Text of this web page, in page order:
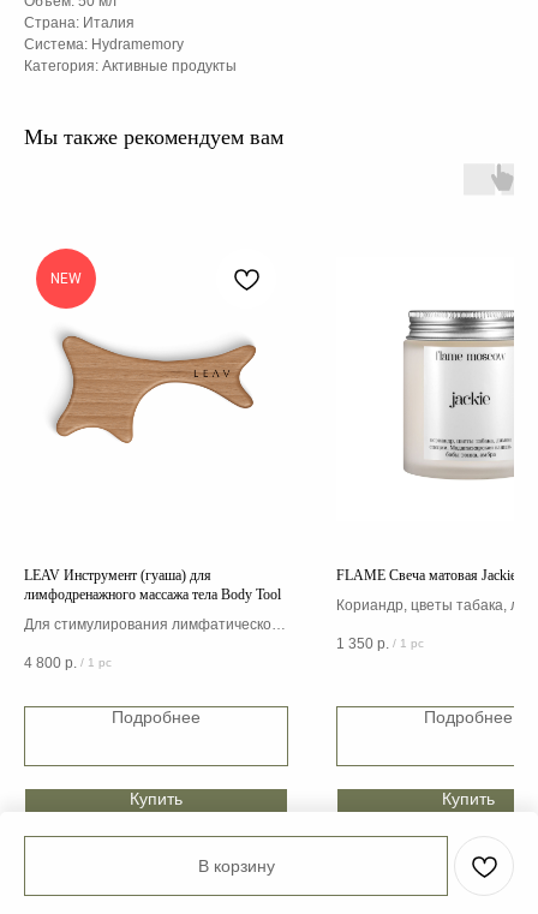
В корзину
Страна: Италия
Система: Hydramemory
Категория: Активные продукты
Мы также рекомендуем вам
NEW
LEAV Инструмент (гуаша) для
лимфодренажного массажа тела Body Tool
Для стимулирования лимфатической
достижения более здорового тела
4 800 р. / 1 pc
Подробнее
Купить
FLAME Свеча матовая Jackie
Кориандр, цветы табака,
Бобы Тонка, амбра
1 350 р. / 1 pc
Подробнее
Купить